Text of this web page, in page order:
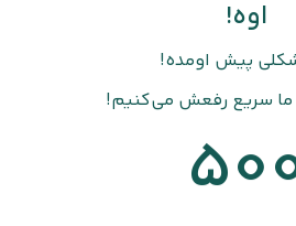
اوه!
پیش اومده!
ما سریع رفعش می‌کنیم!